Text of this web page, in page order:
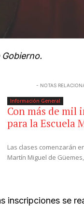
- NOTAS
Información General
Con más de mil
para la Escuela
Las clases comenzarán
Martín Miguel de
inscripciones se